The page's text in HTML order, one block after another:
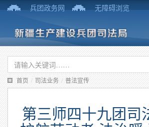
兵团政务网 无障碍浏览
首页 / 司法业务 / 普法宣传
第三师四十九团司